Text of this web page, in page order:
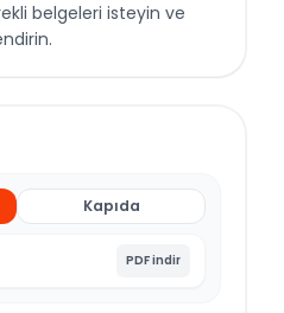
belgeleri isteyin ve
Kapıda
PDF indir